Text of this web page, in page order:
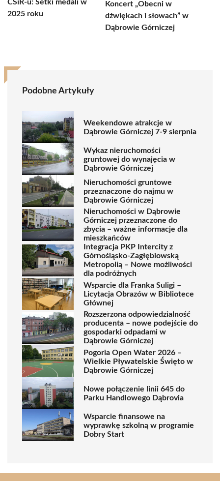
CSiR-u: Setki medali w
2025 roku
Koncert „Obecni w
dźwiękach i słowach” w
Dąbrowie Górniczej
Podobne Artykuły
Weekendowe atrakcje w
Dąbrowie Górniczej 7-9 sierpnia
Wykaz nieruchomości
gruntowej do wynajęcia w
Dąbrowie Górniczej
Nieruchomości gruntowe
przeznaczone do najmu w
Dąbrowie Górniczej
Nieruchomości w Dąbrowie
Górniczej przeznaczone do
zbycia – ważne informacje dla
mieszkańców
Integracja PKP Intercity z
Górnośląsko-Zagłębiowską
Metropolią – Nowe możliwości
dla podróżnych
Wsparcie dla Franka Suligi –
Licytacja Obrazów w Bibliotece
Głównej
Rozszerzona odpowiedzialność
producenta – nowe podejście do
gospodarki odpadami w
Dąbrowie Górniczej
Pogoria Open Water 2026 –
Wielkie Pływatelskie Święto w
Dąbrowie Górniczej
Nowe połączenie linii 645 do
Parku Handlowego Dąbrovia
Wsparcie finansowe na
wyprawkę szkolną w programie
Dobry Start